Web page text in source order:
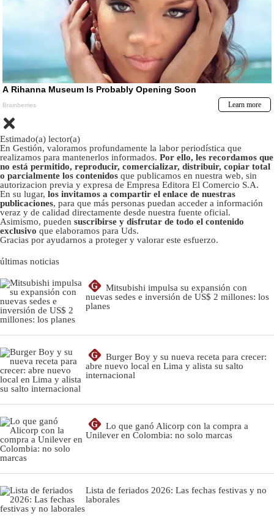
Estimado(a) lector(a)
En Gestión, valoramos profundamente la labor periodística que
realizamos para mantenerlos informados. Por ello, les recordamos que
no está permitido, reproducir, comercializar, distribuir, copiar total
o parcialmente los contenidos que publicamos en nuestra web, sin
autorizacion previa y expresa de Empresa Editora El Comercio S.A.
En su lugar, los invitamos a compartir el enlace de nuestras
publicaciones, para que más personas puedan acceder a información
veraz y de calidad directamente desde nuestra fuente oficial.
Asimismo, pueden suscribirse y disfrutar de todo el contenido
exclusivo que elaboramos para Uds.
Gracias por ayudarnos a proteger y valorar este esfuerzo.
últimas noticias
G
Mitsubishi impulsa su expansión con
nuevas sedes e inversión de US$ 2 millones: los
planes
G
Burger Boy y su nueva receta para crecer:
abre nuevo local en Lima y alista su salto
internacional
G
Lo que ganó Alicorp con la compra a
Unilever en Colombia: no solo marcas
Lista de feriados 2026: Las fechas festivas y no
laborales